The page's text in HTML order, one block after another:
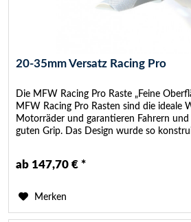
20-35mm Versatz Racing Pro
Die MFW Racing Pro Raste „Feine
MFW Racing Pro Rasten sind die ideale
Motorräder und garantieren Fahrern
guten Grip. Das Design wurde so
ab 147,70 € *
Merken